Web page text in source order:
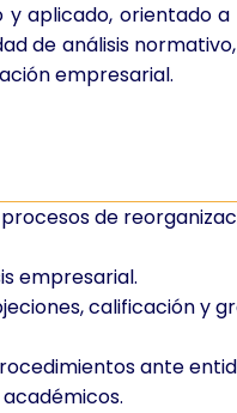
aplicado, orientado
de análisis
empresarial.
de
empresarial.
calificación y
ante